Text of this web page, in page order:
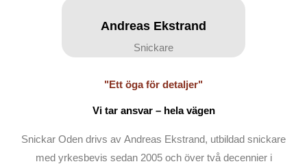
Andreas Ekstrand
Snickare
"Ett öga för detaljer"
Vi tar ansvar – hela vägen
Snickar Oden drivs av Andreas Ekstrand, utbildad snickare
med yrkesbevis sedan 2005 och över två decennier i